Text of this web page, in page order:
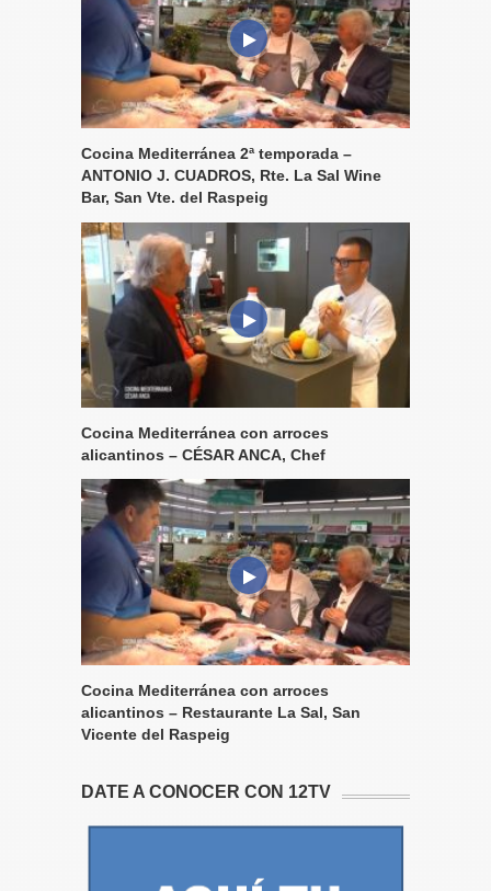
Cocina Mediterránea 2ª temporada –
ANTONIO J. CUADROS, Rte. La Sal Wine
Bar, San Vte. del Raspeig
Cocina Mediterránea con arroces
alicantinos – CÉSAR ANCA, Chef
Cocina Mediterránea con arroces
alicantinos – Restaurante La Sal, San
Vicente del Raspeig
DATE A CONOCER CON 12TV